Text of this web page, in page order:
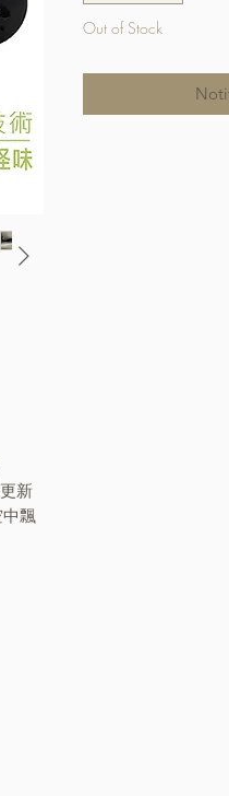
新
飄
Out of Stock